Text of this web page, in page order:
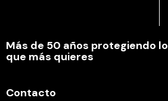
Más de 50 años protegiendo lo
que más quieres
Contacto